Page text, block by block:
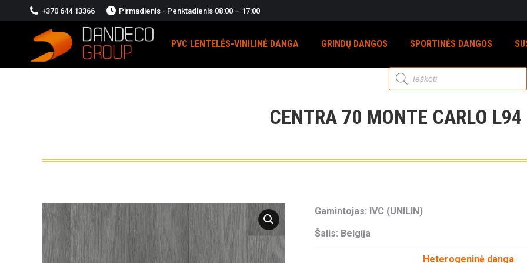
+370 644 13366 Pirmadienis - Penktadienis 08:00 – 17:00
PVC LENTELĖS-VINILINĖ DANGA GRINDŲ DANGOS SPORTINĖS DANGOS
Products
search
CENTRA 70 MONTE CARLO L94
Gamintojas: IVC (UNILIN)
Šalis: Belgija
Heterogeninė danga